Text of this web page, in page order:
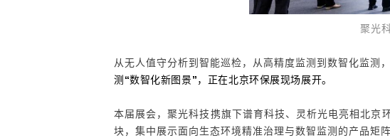
聚光
从无人值守分析到智能巡检，从高精度监测到数智化监测
测 “数智化新图景”，正在北京环保展现场展开。
本届展会，聚光科技携旗下谱育科技、灵析光电亮相北京
块，集中展示面向生态环境精准治理与数智监测的产品矩